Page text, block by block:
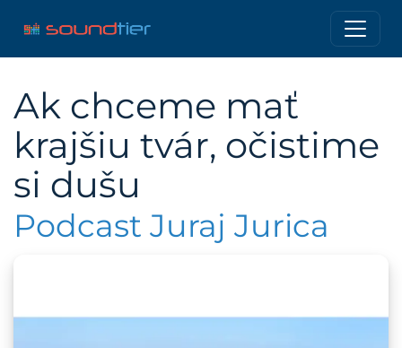
Ak chceme mať
krajšiu tvár, očistime
si dušu
Podcast Juraj Jurica